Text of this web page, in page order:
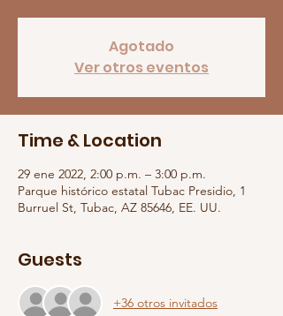
Agotado
Ver otros eventos
Time & Location
29 ene 2022, 2:00 p.m. – 3:00 p.m.
Parque histórico estatal Tubac Presidio, 1
Burruel St, Tubac, AZ 85646, EE. UU.
Guests
+36 otros invitados